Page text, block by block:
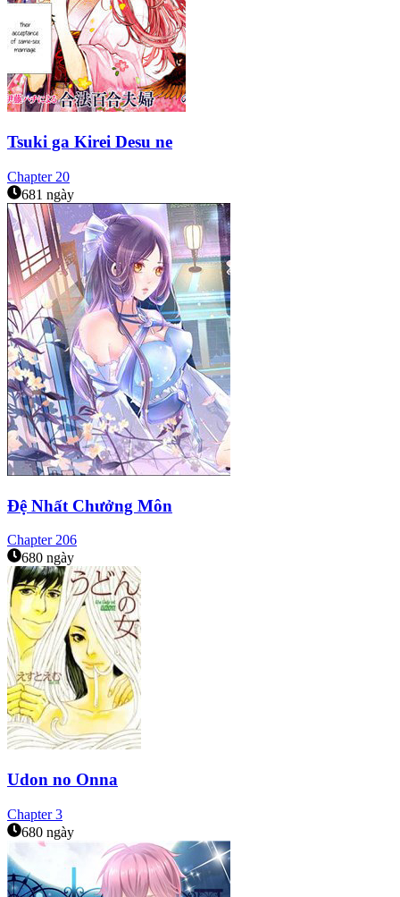
Tsuki ga Kirei Desu ne
Chapter 20
681 ngày
Đệ Nhất Chưởng Môn
Chapter 206
680 ngày
Udon no Onna
Chapter3
680 ngày